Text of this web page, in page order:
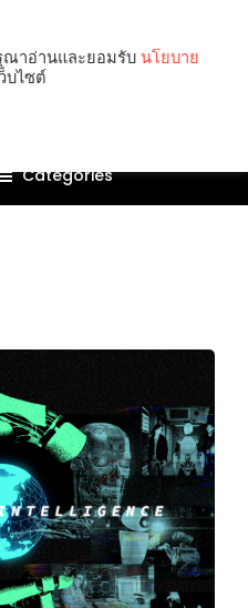
Categories
ณาอ่านและยอมรับ นโยบาย
บไซต์